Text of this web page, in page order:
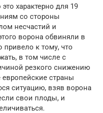
характерно для 19
со стороны
несчастий и
ворона обвиняли в
привело к тому, что
в том числе с
резкого снижению
страны
ситуацию, взяв ворона
свои плоды, и